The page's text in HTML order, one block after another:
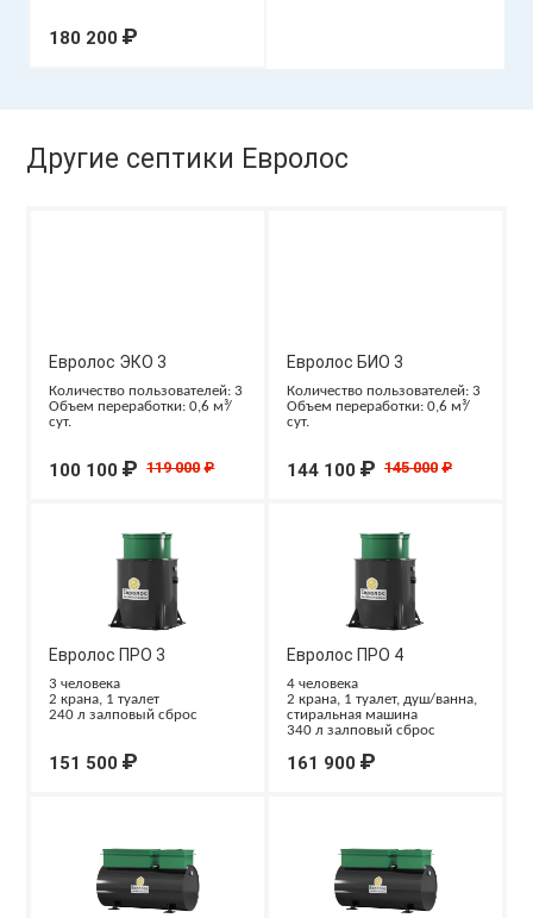
180 200 ₽
Другие септики Евролос
Евролос ЭКО 3
Количество пользователей: 3
Объем переработки: 0,6 м³/
сут.
100 100 ₽ 119 000 ₽
Евролос БИО 3
Количество пользователей: 3
Объем переработки: 0,6 м³/
сут.
144 100 ₽ 145 000 ₽
Евролос ПРО 3
3 человека
2 крана, 1 туалет
240 л залповый сброс
151 500 ₽
Евролос ПРО 4
4 человека
2 крана, 1 туалет, душ/ванна,
стиральная машина
340 л залповый сброс
161 900 ₽